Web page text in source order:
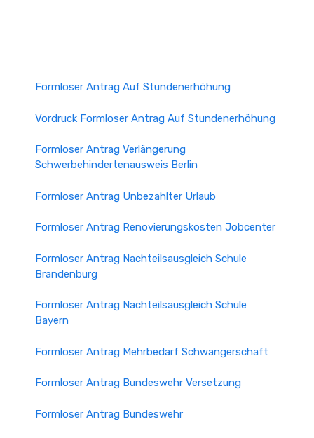
Formloser Antrag Auf Stundenerhöhung
Vordruck Formloser Antrag Auf Stundenerhöhung
Formloser Antrag Verlängerung
Schwerbehindertenausweis Berlin
Formloser Antrag Unbezahlter Urlaub
Formloser Antrag Renovierungskosten Jobcenter
Formloser Antrag Nachteilsausgleich Schule
Brandenburg
Formloser Antrag Nachteilsausgleich Schule
Bayern
Formloser Antrag Mehrbedarf Schwangerschaft
Formloser Antrag Bundeswehr Versetzung
Formloser Antrag Bundeswehr